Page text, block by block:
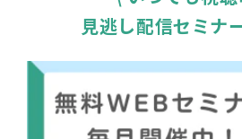
見逃し配信セミナ